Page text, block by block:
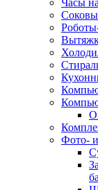
Часы
Фото-